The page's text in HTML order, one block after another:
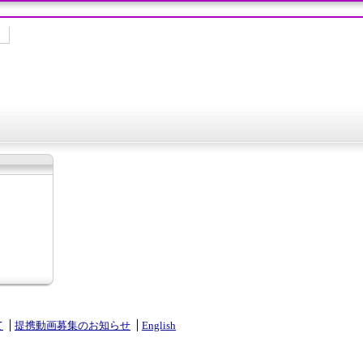
提携動画募集のお知らせ English